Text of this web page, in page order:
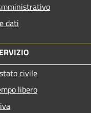
dati
civile
libero